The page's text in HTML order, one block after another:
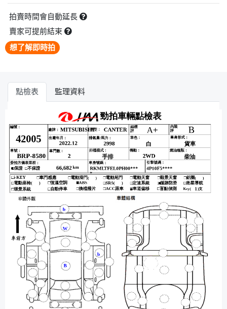
拍賣時間會自動延長
賣家可提前結束
想了解即時拍
點檢表 監理資料